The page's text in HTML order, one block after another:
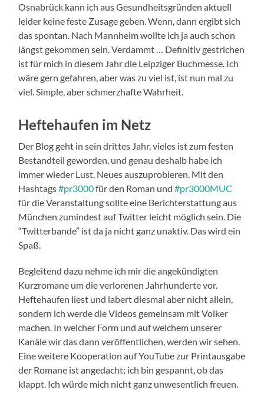
Osnabrück kann ich aus Gesundheitsgründen aktuell
leider keine feste Zusage geben. Wenn, dann ergibt sich
das spontan. Nach Mannheim wollte ich ja auch schon
längst gekommen sein. Verdammt … Definitiv gestrichen
ist für mich in diesem Jahr die Leipziger Buchmesse. Ich
wäre gern gefahren, aber was zu viel ist, ist nun mal zu
viel. Simple, aber schmerzhafte Wahrheit.
Heftehaufen im Netz
Der Blog geht in sein drittes Jahr, vieles ist zum festen
Bestandteil geworden, und genau deshalb habe ich
immer wieder Lust, Neues auszuprobieren. Mit den
Hashtags#pr3000für den Roman und#pr3000MUC
für die Veranstaltung sollte eine Berichterstattung aus
München zumindest auf Twitter leicht möglich sein. Die
“Twitterbande” ist da ja nicht ganz unaktiv. Das wird ein
Spaß.
Begleitend dazu nehme ich mir die angekündigten
Kurzromane um die verlorenen Jahrhunderte vor.
Heftehaufen liest und labert diesmal aber nicht allein,
sondern ich werde die Videos gemeinsam mit Volker
machen. In welcher Form und auf welchem unserer
Kanäle wir das dann veröffentlichen, werden wir sehen.
Eine weitere Kooperation auf YouTube zur Printausgabe
der Romane ist angedacht; ich bin gespannt, ob das
klappt. Ich würde mich nicht ganz unwesentlich freuen.